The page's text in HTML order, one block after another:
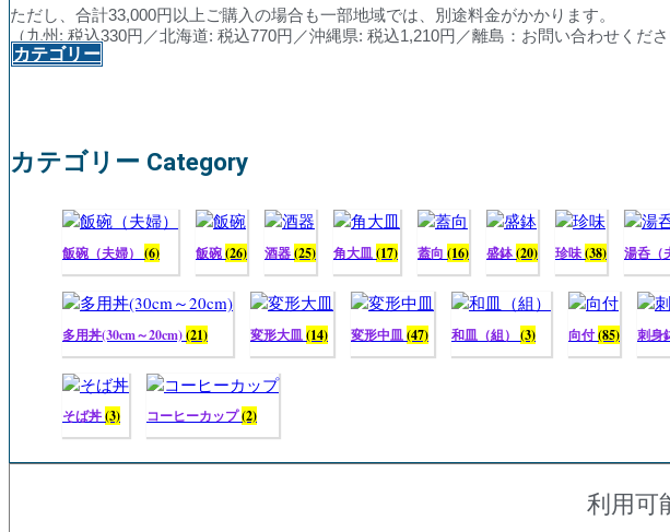
ただし、合計33,000円以上ご購入の場合も一部地域では、別途料金がかかります。
（九州: 税込330円／北海道: 税込770円／沖縄県: 税込1,210円／離島：お問い合わせくださ
カテゴリー
カテゴリー Category
飯碗（夫婦） (6) 飯碗(26) 酒器(25) 角大皿(17) 蓋向 (16) 盛鉢(20) 珍味(38) 湯呑（
多用丼(30cm～20cm)(21) 変形大皿(14) 変形中皿(47) 和皿（組） (3) 向付(85) 刺身
そば丼(3) コーヒーカップ(2)
利用可